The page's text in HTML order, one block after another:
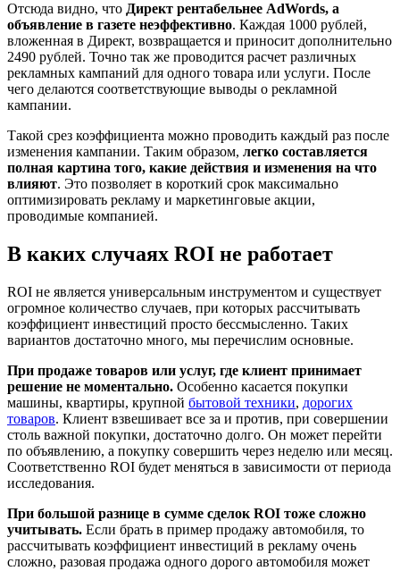
Отсюда видно, что Директ рентабельнее AdWords, а
объявление в газете неэффективно. Каждая 1000 рублей,
вложенная в Директ, возвращается и приносит дополнительно
2490 рублей. Точно так же проводится расчет различных
рекламных кампаний для одного товара или услуги. После
чего делаются соответствующие выводы о рекламной
кампании.
Такой срез коэффициента можно проводить каждый раз после
изменения кампании. Таким образом, легко составляется
полная картина того, какие действия и изменения на что
влияют. Это позволяет в короткий срок максимально
оптимизировать рекламу и маркетинговые акции,
проводимые компанией.
В каких случаях ROI не работает
ROI не является универсальным инструментом и существует
огромное количество случаев, при которых рассчитывать
коэффициент инвестиций просто бессмысленно. Таких
вариантов достаточно много, мы перечислим основные.
При продаже товаров или услуг, где клиент принимает
решение не моментально. Особенно касается покупки
машины, квартиры, крупной бытовой техники, дорогих
товаров. Клиент взвешивает все за и против, при совершении
столь важной покупки, достаточно долго. Он может перейти
по объявлению, а покупку совершить через неделю или месяц.
Соответственно ROI будет меняться в зависимости от периода
исследования.
При большой разнице в сумме сделок ROI тоже сложно
учитывать. Если брать в пример продажу автомобиля, то
рассчитывать коэффициент инвестиций в рекламу очень
сложно, разовая продажа одного дорого автомобиля может